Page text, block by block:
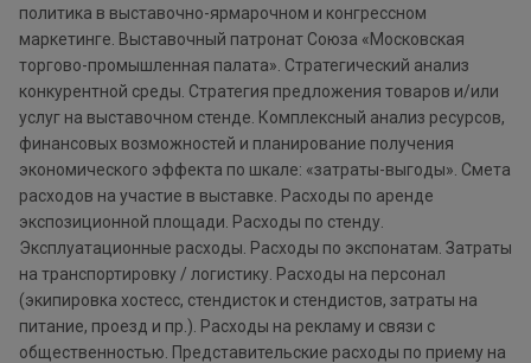
политика в выставочно-ярмарочном и конгрессном
маркетинге. Выставочный патронат Союза «Московская
торгово-промышленная палата». Стратегический анализ
конкурентной среды. Стратегия предложения товаров и/или
услуг на выставочном стенде. Комплексный анализ ресурсов,
финансовых возможностей и планирование получения
экономического эффекта по шкале: «затраты-выгоды». Смета
расходов на участие в выставке. Расходы по аренде
экспозиционной площади. Расходы по стенду.
Эксплуатационные расходы. Расходы по экспонатам. Затраты
на транспортировку / логистику. Расходы на персонал
(экипировка хостесс, стендисток и стендистов, затраты на
питание, проезд и пр.). Расходы на рекламу и связи с
общественностью. Представительские расходы по приему на